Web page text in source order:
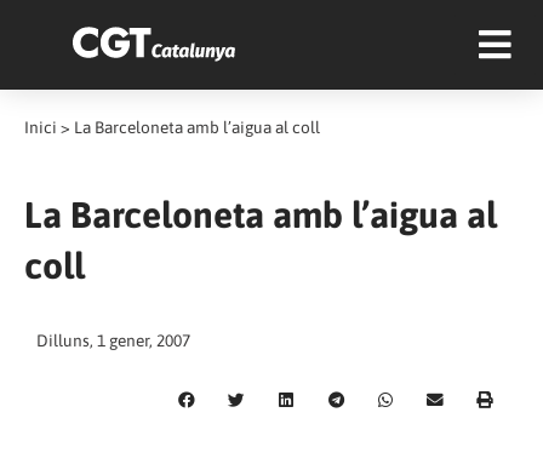
Inici > La Barceloneta amb l’aigua al coll
La Barceloneta amb l’aigua al
coll
Dilluns, 1 gener, 2007